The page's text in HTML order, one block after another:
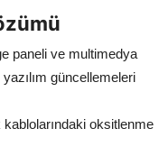
paneli ve multimedya
güncellemeleri
kablolarındaki oksitlenme